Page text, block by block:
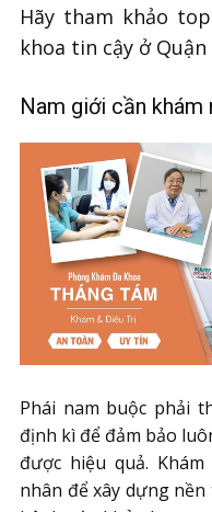
Hãy tham khảo
khoa tin cậy ở
Nam giới cần khám
Phái nam buộc phải
định kì để đảm bảo
được hiệu quả.
nhân để xây dựng